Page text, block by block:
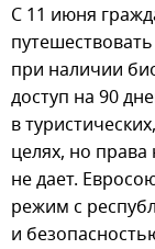
С 11 июня
при наличии
доступ на 90
в
целях, но
не дает.
режим с
и